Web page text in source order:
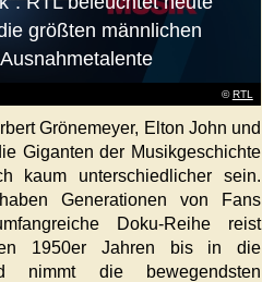
©RTL
größten männlichen
Grönemeyer, Elton John und
Giganten der Musikgeschichte
kaum unterschiedlicher sein.
Generationen von Fans
Doku-Reihe reist
1950er Jahren bis in die
nimmt die bewegendsten